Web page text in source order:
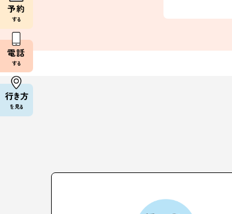
予約
する
電話
する
行き方
を見る